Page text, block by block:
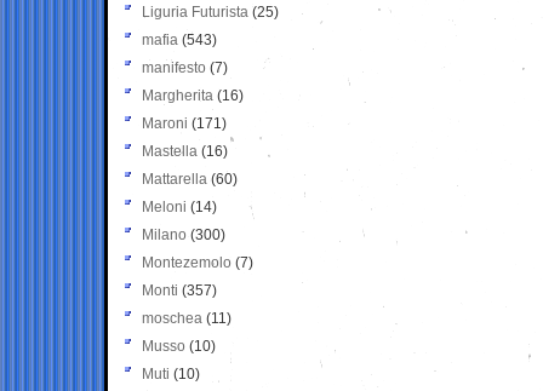
Liguria Futurista (25)
mafia (543)
manifesto (7)
Margherita (16)
Maroni (171)
Mastella (16)
Mattarella (60)
Meloni (14)
Milano (300)
Montezemolo (7)
Monti (357)
moschea (11)
Musso (10)
Muti (10)